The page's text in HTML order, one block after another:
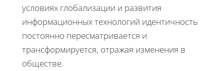
условиях глобализации и развития
информационных технологий идентичность
постоянно пересматривается и
трансформируется, отражая изменения в
обществе.